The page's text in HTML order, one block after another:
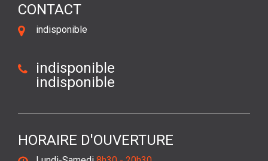
CONTACT
indisponible
indisponible
indisponible
HORAIRE D'OUVERTURE